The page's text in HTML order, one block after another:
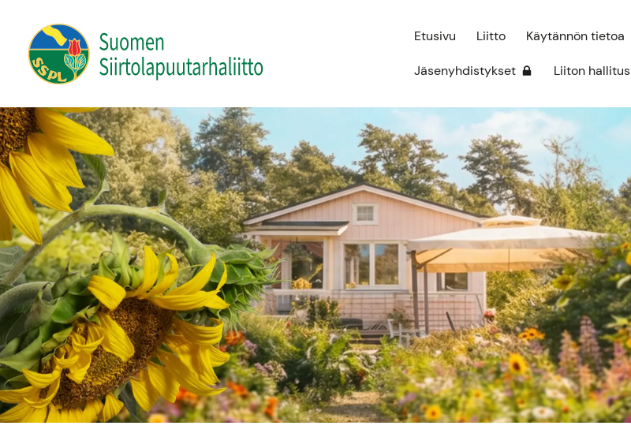
sivun
sisältöön
Suomen Siirtolapuutarhaliitto ry
Etusivu Liitto Käytännön tietoa
Jäsenyhdistykset Liiton hallitus